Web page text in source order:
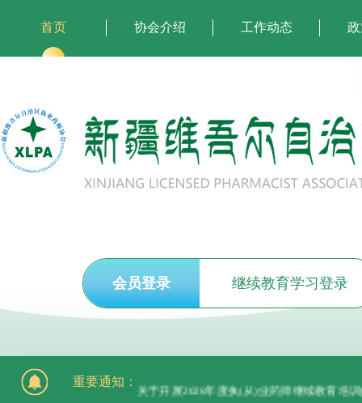
首页 协会介绍 工作动态
会员登录 继续教育学习登录
重要通知：
执业药师注册申报须知
关于开展2026年度执(从)业药师继续教育培
关于开展2026年度执(从)业药师继续教育培